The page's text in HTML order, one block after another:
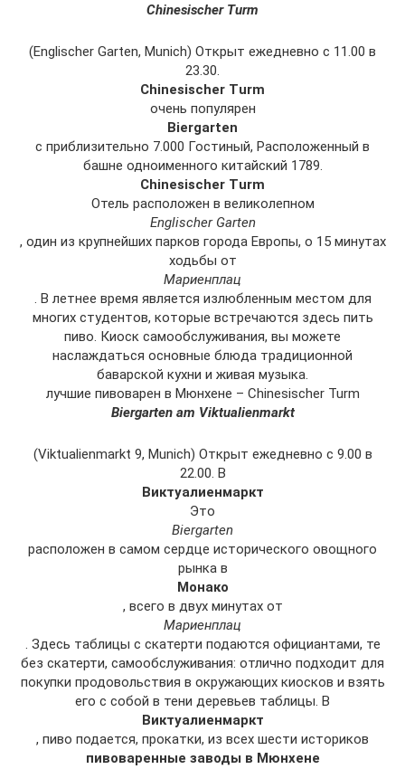
Chinesischer Turm
(Englischer Garten, Munich) Открыт ежедневно с 11.00 в
23.30.
Chinesischer Turm
очень популярен
Biergarten
с приблизительно 7.000 Гостиный, Расположенный в
башне одноименного китайский 1789.
Chinesischer Turm
Отель расположен в великолепном
Englischer Garten
, один из крупнейших парков города Европы, о 15 минутах
ходьбы от
Мариенплац
. В летнее время является излюбленным местом для
многих студентов, которые встречаются здесь пить
пиво. Киоск самообслуживания, вы можете
наслаждаться основные блюда традиционной
баварской кухни и живая музыка.
лучшие пивоварен в Мюнхене – Chinesischer Turm
Biergarten am Viktualienmarkt
(Viktualienmarkt 9, Munich) Открыт ежедневно с 9.00 в
22.00. В
Виктуалиенмаркт
Это
Biergarten
расположен в самом сердце исторического овощного
рынка в
Монако
, всего в двух минутах от
Мариенплац
. Здесь таблицы с скатерти подаются официантами, те
без скатерти, самообслуживания: отлично подходит для
покупки продовольствия в окружающих киосков и взять
его с собой в тени деревьев таблицы. В
Виктуалиенмаркт
, пиво подается, прокатки, из всех шести историков
пивоваренные заводы в Мюнхене